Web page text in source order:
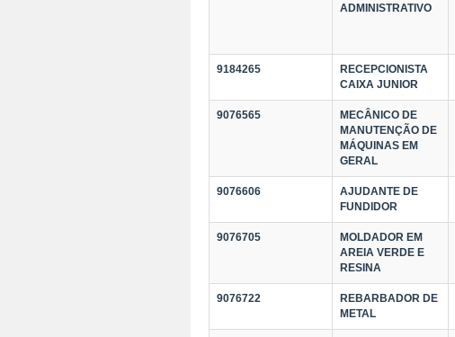
ADMINISTRATIVO
9184265
RECEPCIONISTA
CAIXA JUNIOR
9076565
MECÂNICO DE
MANUTENÇÃO DE
MÁQUINAS EM
GERAL
9076606
AJUDANTE DE
FUNDIDOR
9076705
MOLDADOR EM
AREIA VERDE E
RESINA
9076722
REBARBADOR DE
METAL